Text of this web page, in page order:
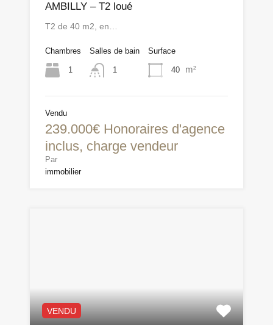
AMBILLY – T2 loué
T2 de 40 m2, en…
Chambres
1
Salles de bain
1
Surface
40 m²
Vendu
239.000€ Honoraires d'agence
inclus, charge vendeur
Par
immobilier
VENDU